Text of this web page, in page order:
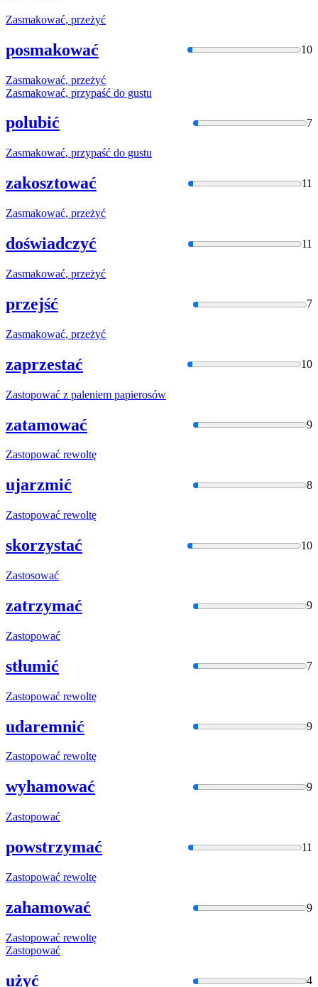
Zasmakować, przeżyć
posmakować 10
Zasmakować, przeżyć
Zasmakować, przypaść do gustu
polubić 7
Zasmakować, przypaść do gustu
zakosztować 11
Zasmakować, przeżyć
doświadczyć 11
Zasmakować, przeżyć
przejść 7
Zasmakować, przeżyć
zaprzestać 10
Zastopować z paleniem papierosów
zatamować 9
Zastopować rewoltę
ujarzmić 8
Zastopować rewoltę
skorzystać 10
Zastosować
zatrzymać 9
Zastopować
stłumić 7
Zastopować rewoltę
udaremnić 9
Zastopować rewoltę
wyhamować 9
Zastopować
powstrzymać 11
Zastopować rewoltę
zahamować 9
Zastopować rewoltę
Zastopować
użyć 4